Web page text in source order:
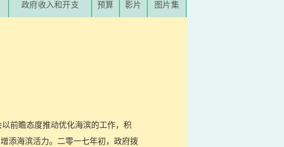
政府收入和开支 预算 影片 图片集
前瞻态度推动优化海滨的工作，积
添海滨活力。二零一七年初，政府拨